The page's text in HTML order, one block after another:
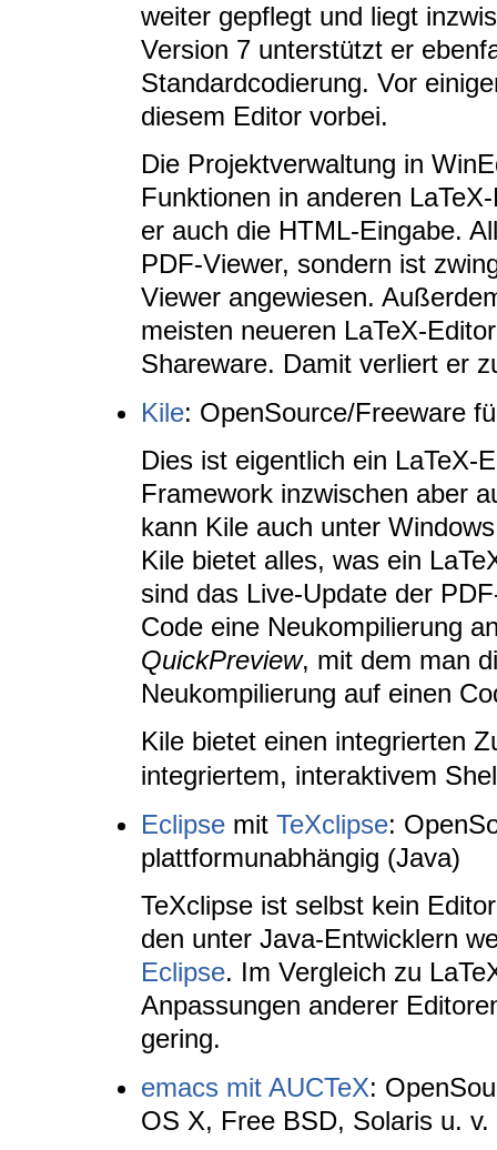
weiter gepflegt und liegt
Version 7 unterstützt er
Standardcodierung. Vor
diesem Editor vorbei.
Die Projektverwaltung in
Funktionen in anderen
er auch die HTML-Eingabe.
PDF-Viewer, sondern ist
Viewer angewiesen.
meisten neueren LaTeX-
Shareware. Damit verliert er
Kile: OpenSource/Freeware
Dies ist eigentlich ein LaTeX-
Framework inzwischen aber
kann Kile auch unter
Kile bietet alles, was ein
sind das Live-Update der
Code eine Neukompilierung
QuickPreview, mit dem man
Neukompilierung auf einen
Kile bietet einen integrierten
integriertem, interaktivem
Eclipse mit TeXclipse:
plattformunabhängig (Java)
TeXclipse ist selbst kein
den unter Java-Entwicklern
Eclipse. Im Vergleich zu
Anpassungen anderer
gering.
emacs mit AUCTeX:
OS X, Free BSD, Solaris u. v.